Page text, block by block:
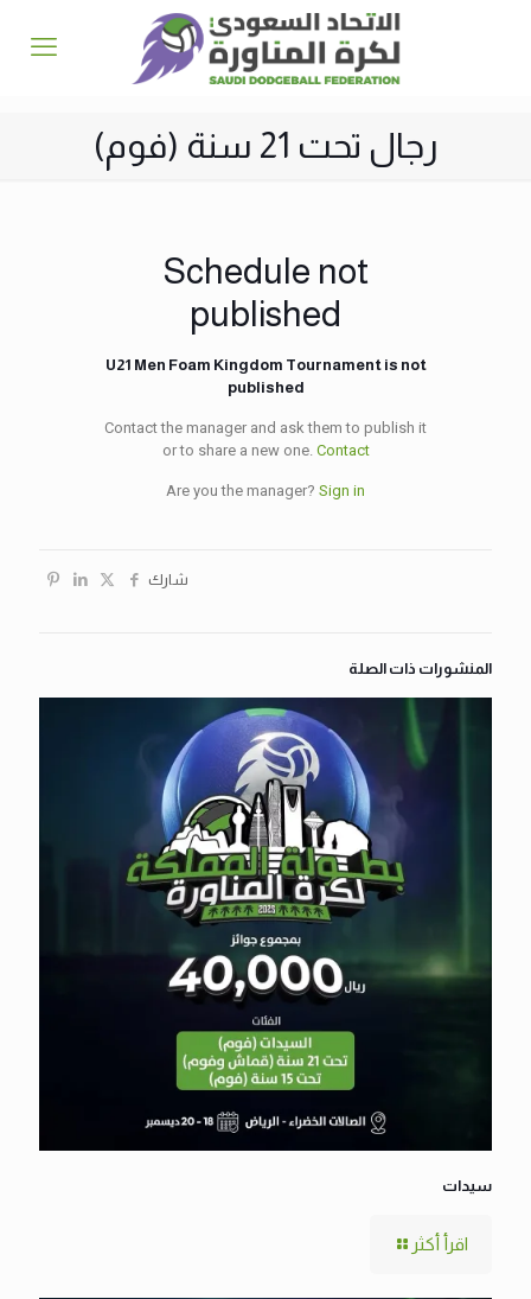
رجال تحت 21 سنة (فوم)
Schedule not
published
U21 Men Foam Kingdom Tournament is not
published
Contact the manager and ask them to publish it
or to share a new one. Contact
Are you the manager? Sign in
شارك
المنشورات ذات الصلة
سيدات
اقرأ أكثر